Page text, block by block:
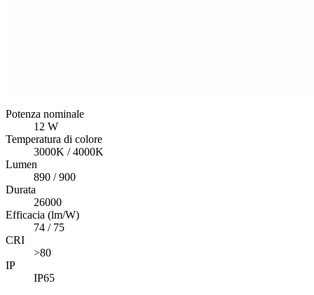
Potenza nominale
12 W
Temperatura di colore
3000K / 4000K
Lumen
890 / 900
Durata
26000
Efficacia (lm/W)
74 / 75
CRI
>80
IP
IP65